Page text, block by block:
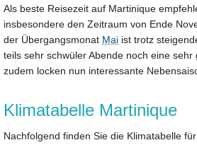
Als beste Reisezeit auf Martinique
insbesondere den Zeitraum von Ende
der Übergangsmonat Mai ist trotz
teils sehr schwüler Abende noch eine sehr
zudem locken nun interessante
Klimatabelle Martinique
Nachfolgend finden Sie die Klimatabelle